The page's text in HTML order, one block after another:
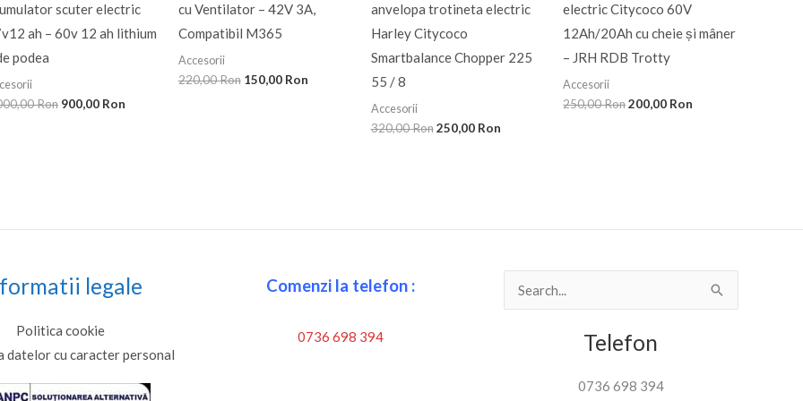
scuter electric
ah – 60v 12 ah lithium
podea
Ron 900,00 Ron
cu Ventilator – 42V 3A,
Compatibil M365
Accesorii
220,00Ron 150,00 Ron
anvelopa trotineta electric
Harley Citycoco
Smartbalance Chopper 225
55 / 8
Accesorii
320,00Ron 250,00 Ron
electric Citycoco 60V
12Ah/20Ah cu cheie și mâner
– JRH RDB Trotty
Accesorii
250,00Ron200,00 Ron
legale
Politica cookie
datelor cu caracter personal
Comenzi la telefon :
0736 698 394
Search
Telefon
0736 698 394